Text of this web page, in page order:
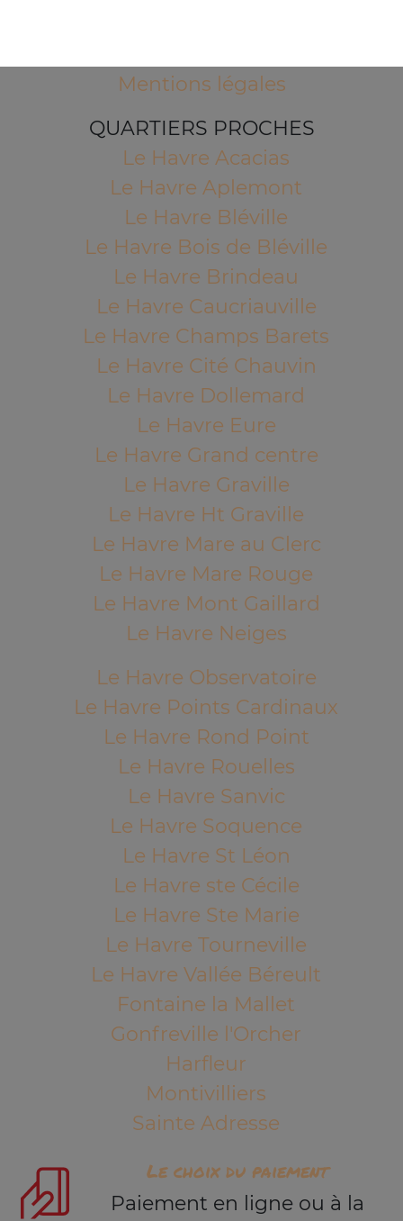
Mentions légales
QUARTIERS PROCHES
Le Havre Acacias
Le Havre Aplemont
Le Havre Bléville
Le Havre Bois de Bléville
Le Havre Brindeau
Le Havre Caucriauville
Le Havre Champs Barets
Le Havre Cité Chauvin
Le Havre Dollemard
Le Havre Eure
Le Havre Grand centre
Le Havre Graville
Le Havre Ht Graville
Le Havre Mare au Clerc
Le Havre Mare Rouge
Le Havre Mont Gaillard
Le Havre Neiges
Le Havre Observatoire
Le Havre Points Cardinaux
Le Havre Rond Point
Le Havre Rouelles
Le Havre Sanvic
Le Havre Soquence
Le Havre St Léon
Le Havre ste Cécile
Le Havre Ste Marie
Le Havre Tourneville
Le Havre Vallée Béreult
Fontaine la Mallet
Gonfreville l'Orcher
Harfleur
Montivilliers
Sainte Adresse
Le choix du paiement
Paiement en ligne ou à la